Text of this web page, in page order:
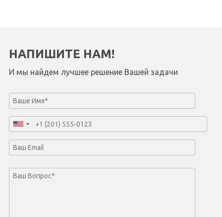
НАПИШИТЕ НАМ!
И мы найдем лучшее решение Вашей задачи